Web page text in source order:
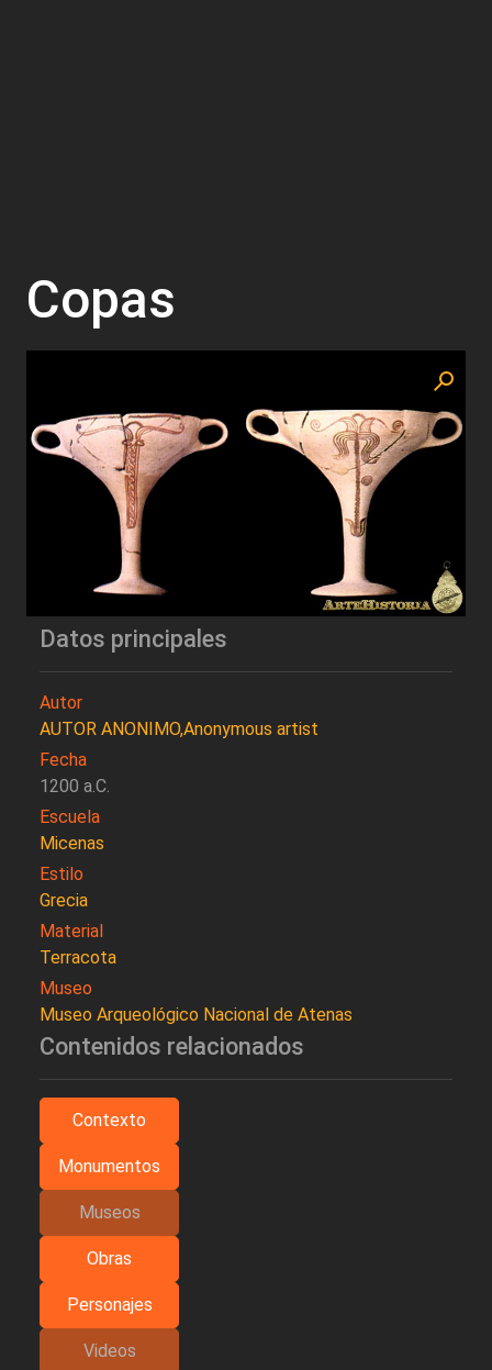
Copas
Datos principales
Autor
AUTOR ANONIMO,Anonymous artist
Fecha
1200 a.C.
Escuela
Micenas
Estilo
Grecia
Material
Terracota
Museo
Museo Arqueológico Nacional de Atenas
Contenidos relacionados
Contexto
Monumentos
Museos
Obras
Personajes
Videos